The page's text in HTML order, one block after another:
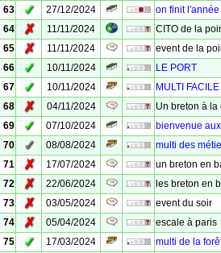
63
✓ 27/12/2024
on finit l'année
64
✗ 11/11/2024
CITO de la
65
✗ 11/11/2024
event de la
66
✓ 10/11/2024
LE PORT
67
✓ 10/11/2024
MULTI
68
✗ 04/11/2024
Un breton à la
69
✓ 07/10/2024
bienvenue
70
✓ 08/08/2024
multi des
71
✗ 17/07/2024
un breton en
72
✗ 22/06/2024
les breton en
73
✗ 03/05/2024
event du soir
74
✗ 05/04/2024
escale à paris
75
✓ 17/03/2024
multi de la